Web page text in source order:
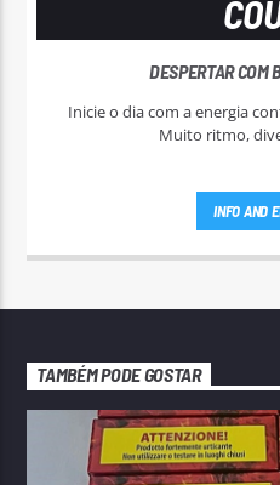
DESPERTAR COM
Inicie o dia com a energia
Muito ritmo,
INFO AND
TAMBÉM PODE GOSTAR